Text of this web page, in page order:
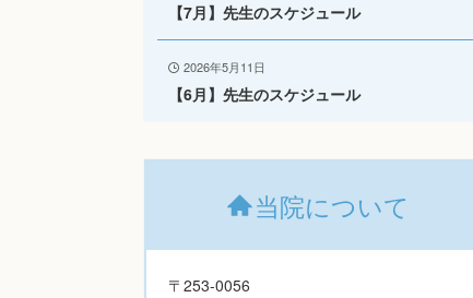
【7月】先生のスケジュール
2026年5月11日
【6月】先生のスケジュール
当院について
〒253-0056